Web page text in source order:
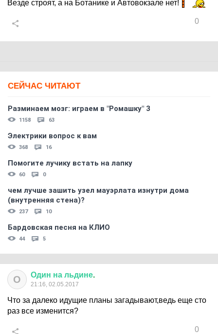
Везде строят, а на Ботанике и Автовокзале нет!
0
СЕЙЧАС ЧИТАЮТ
Разминаем мозг: играем в "Ромашку" 3
1158 63
Электрики вопрос к вам
368 16
Помогите лучику встать на лапку
60 0
чем лучше зашить узел мауэрлата изнутри дома
(внутренняя стена)?
237 10
Бардовская песня на КЛИО
44 5
О Один на льдине.
21:16, 02.05.2017
Что за далеко идущие планы загадывают,ведь еще сто
раз все изменится?
0